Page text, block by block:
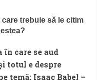
trebuie să le citim
în care se aud
totul e despre
temă: Isaac Babel –